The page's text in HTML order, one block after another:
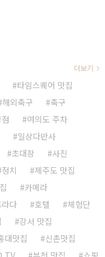
타임스퀘어 맛집
해외축구
축구
여의도 주차
일상다반사
초대장
사진
정치
제주도 맛집
카메라
라다 호텔
체험단
강서 맛집
대맛집
신촌맛집
더보기